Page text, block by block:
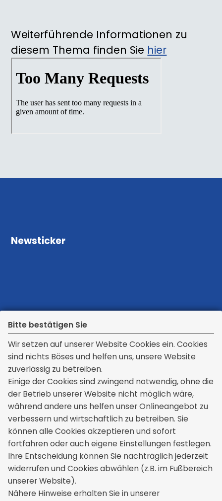
Bitte bestätigen Sie
Wir setzen auf unserer Website Cookies ein. Cookies
sind nichts Böses und helfen uns, unsere Website
zuverlässig zu betreiben.
Einige der Cookies sind zwingend notwendig, ohne die
der Betrieb unserer Website nicht möglich wäre,
während andere uns helfen unser Onlineangebot zu
verbessern und wirtschaftlich zu betreiben. Sie
können alle Cookies akzeptieren und sofort
fortfahren oder auch eigene Einstellungen festlegen.
Ihre Entscheidung können Sie nachträglich jederzeit
widerrufen und Cookies abwählen (z.B. im Fußbereich
unserer Website).
Nähere Hinweise erhalten Sie in unserer
Weiterführende Informationen zu
diesem Thema finden Sie hier
Newsticker
Kontakt
WVM Weller Versicherungsmakler
GmbH & Co. KG
Rathausplatz 6
71566 Althütte
+49 7183 428900
service[at]weller-versicherungen.de
Rechtliches